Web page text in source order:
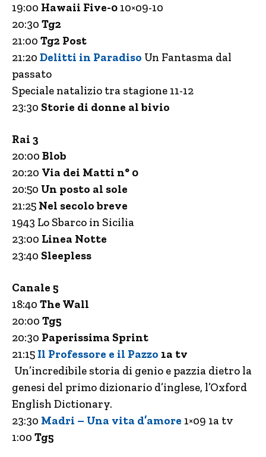
19:00 Hawaii Five-0 10×09-10
20:30 Tg2
21:00 Tg2 Post
21:20 Delitti in Paradiso Un Fantasma dal
passato
Speciale natalizio tra stagione 11-12
23:30 Storie di donne al bivio
Rai 3
20:00 Blob
20:20 Via dei Matti n° 0
20:50 Un posto al sole
21:25 Nel secolo breve
1943 Lo Sbarco in Sicilia
23:00 Linea Notte
23:40 Sleepless
Canale 5
18:40 The Wall
20:00 Tg5
20:30 Paperissima Sprint
21:15 Il Professore e il Pazzo 1a tv
Un’incredibile storia di genio e pazzia dietro la
genesi del primo dizionario d’inglese, l’Oxford
English Dictionary.
23:30 Madri – Una vita d’amore 1×09 1a tv
1:00 Tg5